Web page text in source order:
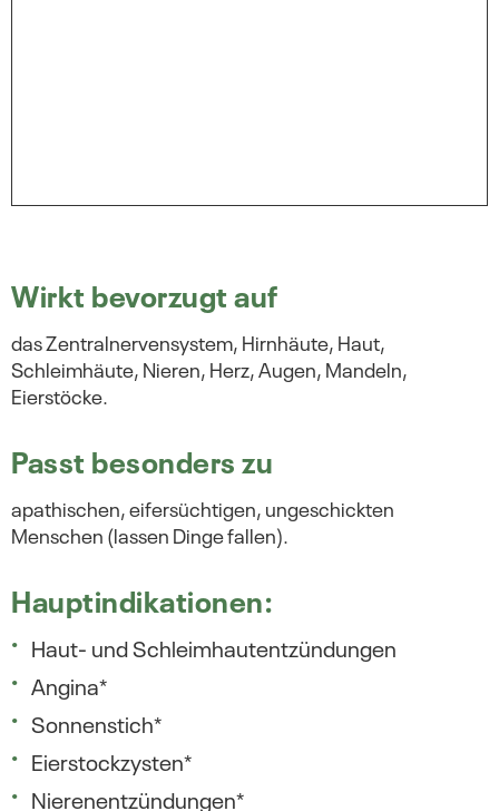
Wirkt bevorzugt auf
das Zentralnervensystem, Hirnhäute, Haut,
Schleimhäute, Nieren, Herz, Augen, Mandeln,
Eierstöcke.
Passt besonders zu
apathischen, eifersüchtigen, ungeschickten
Menschen (lassen Dinge fallen).
Hauptindikationen:
Haut- und Schleimhautentzündungen
Angina*
Sonnenstich*
Eierstockzysten*
Nierenentzündungen*